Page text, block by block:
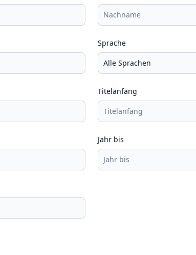
Sprache
Titelanfang
Jahr bis